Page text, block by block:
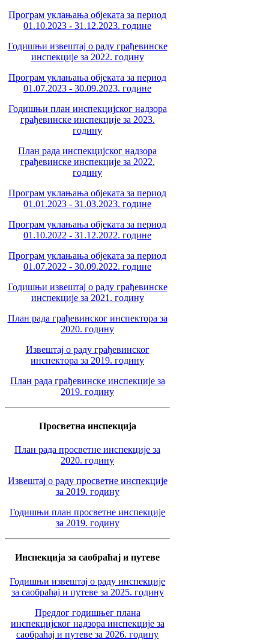
Програм уклањања објеката за период
01.10.2023 - 31.12.2023. године
Годишњи извештај о раду грађевинске
инспекције за 2022. годину
Програм уклањања објеката за период
01.07.2023 - 30.09.2023. године
Годишњи план инспекцијског надзора
грађевинске инспекције за 2023.
годину
План рада инспекцијског надзора
грађевинске инспекције за 2022.
годину
Програм уклањања објеката за период
01.01.2023 - 31.03.2023. године
Програм уклањања објеката за период
01.10.2022 - 31.12.2022. године
Програм уклањања објеката за период
01.07.2022 - 30.09.2022. године
Годишњи извештај о раду грађевинске
инспекције за 2021. годину
План рада грађевинског инспектора за
2020. годину
Извештај о раду грађевинског
инспектора за 2019. годину
План рада грађевинске инспекције за
2019. годину
Просветна инспекција
План рада просветне инспекције за
2020. годину
Извештај о раду просветне инспекције
за 2019. годину
Годишњи план просветне инспекције
за 2019. годину
Инспекција за саобраћај и путеве
Годишњи извештај о раду инспекције
за саобраћај и путеве за 2025. годину
Предлог годишњег плана
инспекцијског надзора инспекције за
саобраћај и путеве за 2026. годину